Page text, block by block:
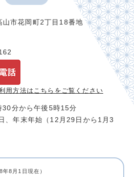
市花岡町2丁目18番地
用方法は こちらをご覧ください
30分から午後5時15分
、年末年始（12月29日から1月3
年8月1日現在）